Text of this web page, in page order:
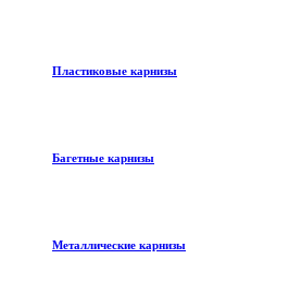
Пластиковые карнизы
Багетные карнизы
Металлические карнизы